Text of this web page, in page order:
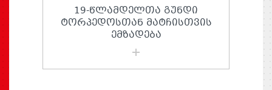
19-ᲬᲚᲐᲛᲓᲔᲚᲗᲐ ᲒᲣᲜᲓᲘ
ᲢᲝᲠᲞᲔᲓᲝᲡᲗᲐᲜ ᲛᲐᲢᲩᲘᲡᲗᲕᲘᲡ
ᲔᲛᲖᲐᲓᲔᲑᲐ